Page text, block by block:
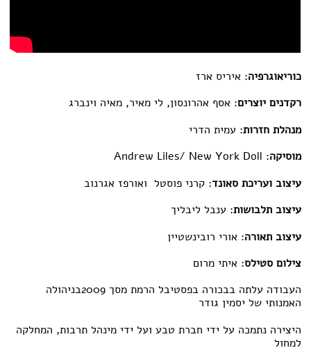
כוריאוגרפיה: איריס ארז
רקדנים יוצרים: אסף אהרונסון, לי מאיר, מאיה וינברג
מנהלת חזרות: עמית הדרי
מוסיקה: Andrew Liles/ New York Doll
עיצוב ועריכת סאונד: קרני פוסטל ואורפז אגרנוב
עיצוב תלבושות: ענבל ליבליך
עיצוב תאורה: אורי רובינשטיין
צילום סטילס: איתי מרום
העבודה עלתה בבכורה בפסטיבל הרמת מסך 2009בניהולה
האמנותי של יסמין גודר
היצירה נתמכה על ידי חברת טבע ועל ידי מינהל תרבות, המחלקה
למחול